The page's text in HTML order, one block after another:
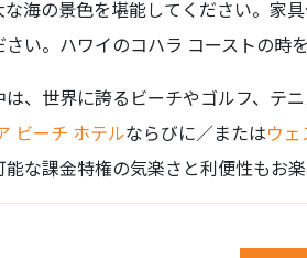
な海の景色を堪能してください。家
さい。ハワイのコハラ コーストの時
は、世界に誇るビーチやゴルフ、テ
ビーチ ホテルならびに／またはウ
な課金特権の気楽さと利便性もお楽